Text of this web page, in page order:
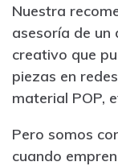
Nuestra
asesoría de
creativo que
piezas en
material POP,
Pero somos
cuando